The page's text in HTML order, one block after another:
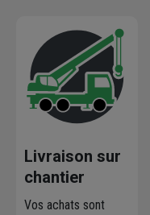
Livraison sur
chantier
Vos achats sont